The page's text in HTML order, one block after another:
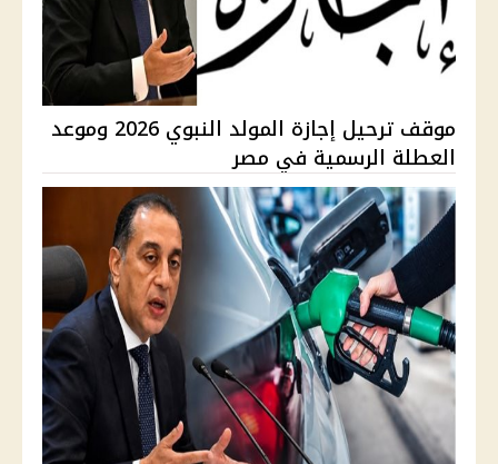
موقف ترحيل إجازة المولد النبوي 2026 وموعد
العطلة الرسمية في مصر